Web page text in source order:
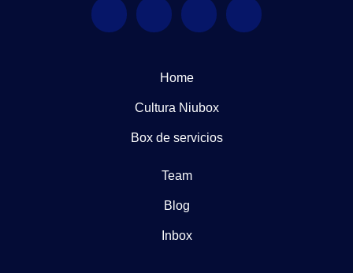
Home
Cultura Niubox
Box de servicios
Team
Blog
Inbox